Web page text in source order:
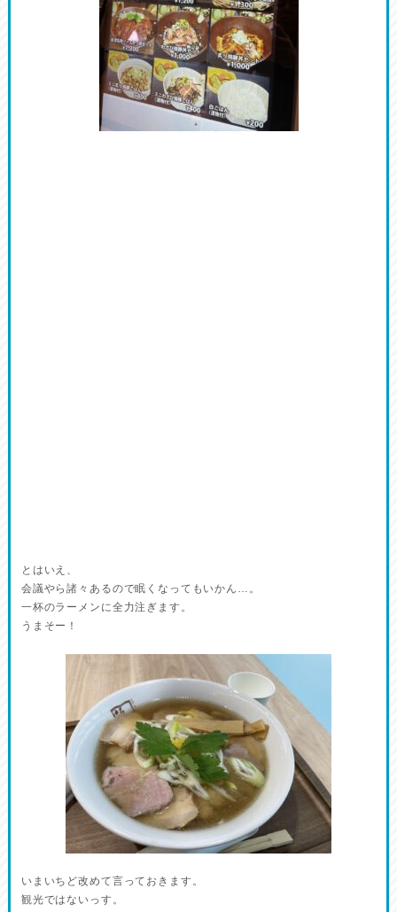
とはいえ、
会議やら諸々あるので眠くなってもいかん…。
一杯のラーメンに全力注ぎます。
うまそー！
いまいちど改めて言っておきます。
観光ではないっす。